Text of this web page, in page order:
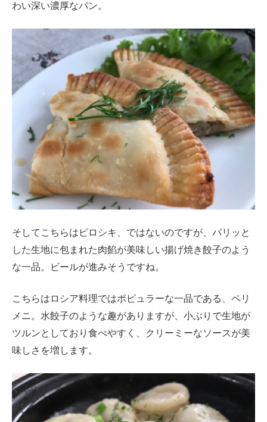
わい深い濃厚なパン。
そしてこちらはピロシキ、ではないのですが、パリッと
した生地に包まれた肉餡が美味しい揚げ焼き餃子のよう
な一品。ビールが進みそうですね。
こちらはロシア料理ではポピュラーな一品である、ペリ
メニ。水餃子のような趣がありますが、小ぶりで生地が
ツルンとしており食べやすく、クリーミーなソースが美
味しさを増します。